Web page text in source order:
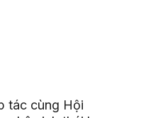
tác cùng Hội